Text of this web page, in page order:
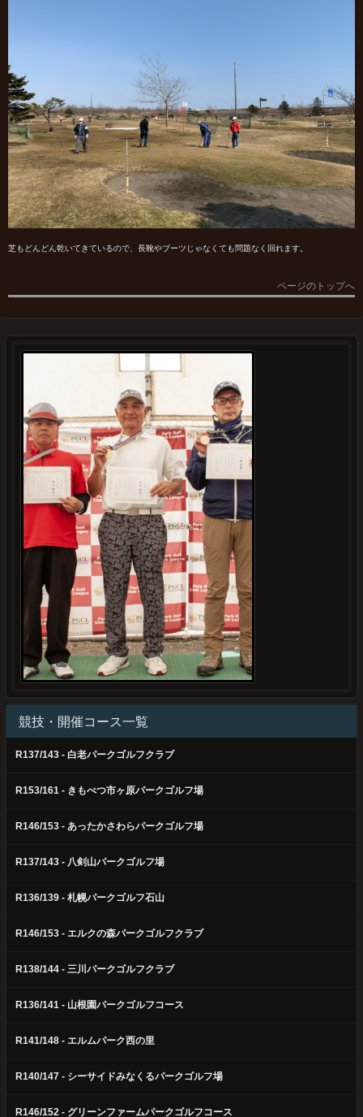
芝もどんどん乾いてきているので、長靴やブーツじゃなくても問題なく回れます。
ページのトップへ
競技・開催コース一覧
R137/143 - 白老パークゴルフクラブ
R153/161 - きもべつ市ヶ原パークゴルフ場
R146/153 - あったかさわらパークゴルフ場
R137/143 - 八剣山パークゴルフ場
R136/139 - 札幌パークゴルフ石山
R146/153 - エルクの森パークゴルフクラブ
R138/144 - 三川パークゴルフクラブ
R136/141 - 山根園パークゴルフコース
R141/148 - エルムパーク西の里
R140/147 - シーサイドみなくるパークゴルフ場
R146/152 - グリーンファームパークゴルフコース